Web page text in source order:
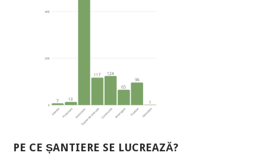
PE CE ȘANTIERE SE LUCREAZĂ?